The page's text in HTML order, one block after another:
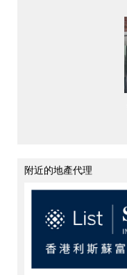
附近的地產代理